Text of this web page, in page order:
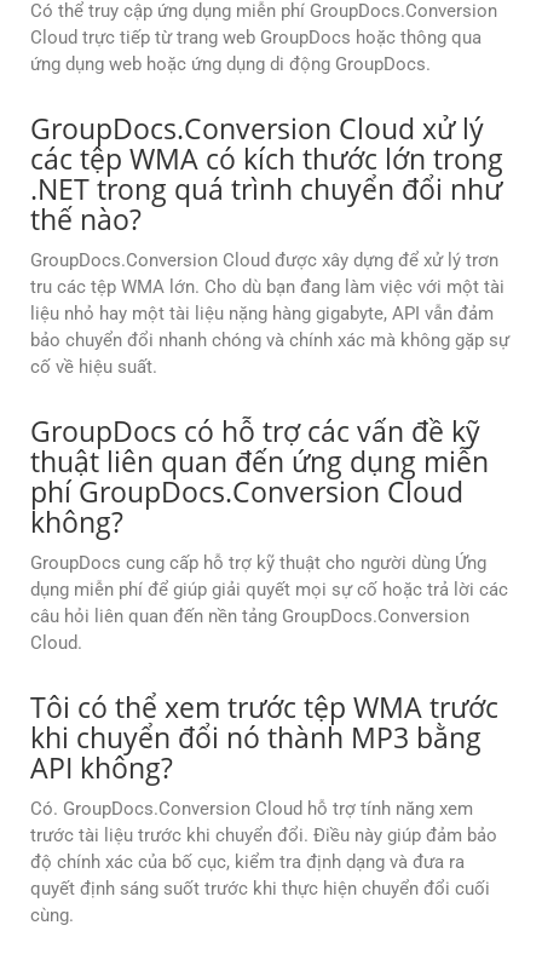
Có thể truy cập ứng dụng miễn phí GroupDocs.Conversion
Cloud trực tiếp từ trang web GroupDocs hoặc thông qua
ứng dụng web hoặc ứng dụng di động GroupDocs.
GroupDocs.Conversion Cloud xử lý
các tệp WMA có kích thước lớn trong
.NET trong quá trình chuyển đổi như
thế nào?
GroupDocs.Conversion Cloud được xây dựng để xử lý trơn
tru các tệp WMA lớn. Cho dù bạn đang làm việc với một tài
liệu nhỏ hay một tài liệu nặng hàng gigabyte, API vẫn đảm
bảo chuyển đổi nhanh chóng và chính xác mà không gặp sự
cố về hiệu suất.
GroupDocs có hỗ trợ các vấn đề kỹ
thuật liên quan đến ứng dụng miễn
phí GroupDocs.Conversion Cloud
không?
GroupDocs cung cấp hỗ trợ kỹ thuật cho người dùng Ứng
dụng miễn phí để giúp giải quyết mọi sự cố hoặc trả lời các
câu hỏi liên quan đến nền tảng GroupDocs.Conversion
Cloud.
Tôi có thể xem trước tệp WMA trước
khi chuyển đổi nó thành MP3 bằng
API không?
Có. GroupDocs.Conversion Cloud hỗ trợ tính năng xem
trước tài liệu trước khi chuyển đổi. Điều này giúp đảm bảo
độ chính xác của bố cục, kiểm tra định dạng và đưa ra
quyết định sáng suốt trước khi thực hiện chuyển đổi cuối
cùng.